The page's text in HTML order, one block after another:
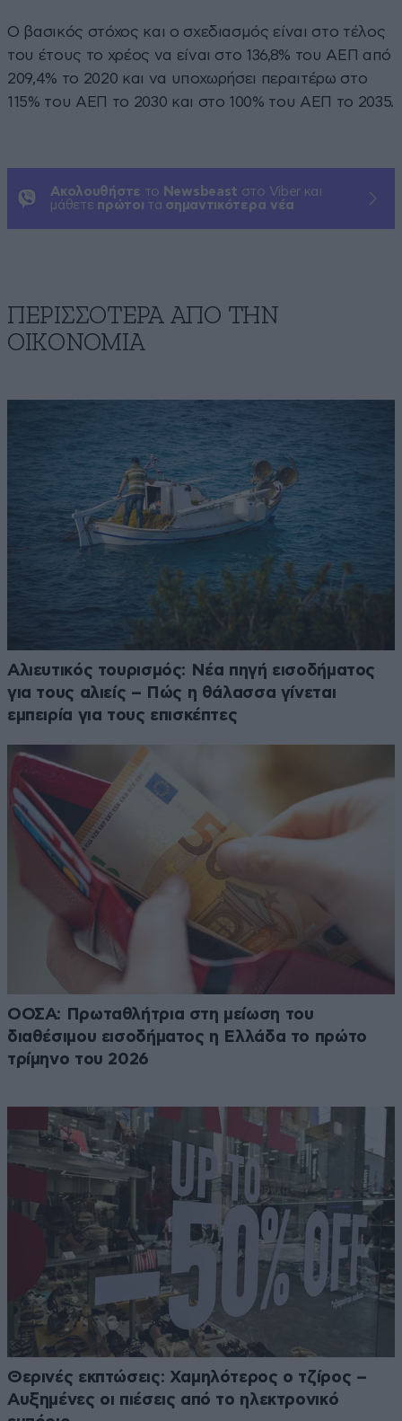
Ο βασικός στόχος και ο σχεδιασμός είναι στο τέλος
του έτους το χρέος να είναι στο 136,8% του ΑΕΠ από
209,4% το 2020 και να υποχωρήσει περαιτέρω στο
115% του ΑΕΠ το 2030 και στο 100% του ΑΕΠ το 2035.
Ακολουθήστε το Newsbeast στο Viber και
μάθετε πρώτοι τα σημαντικότερα νέα
ΠΕΡΙΣΣΟΤΕΡΑ ΑΠΟ ΤΗΝ
ΟΙΚΟΝΟΜΙΑ
Αλιευτικός τουρισμός: Νέα πηγή εισοδήματος
για τους αλιείς – Πώς η θάλασσα γίνεται
εμπειρία για τους επισκέπτες
ΟΟΣΑ: Πρωταθλήτρια στη μείωση του
διαθέσιμου εισοδήματος η Ελλάδα το πρώτο
τρίμηνο του 2026
Θερινές εκπτώσεις: Χαμηλότερος ο τζίρος –
Αυξημένες οι πιέσεις από το ηλεκτρονικό